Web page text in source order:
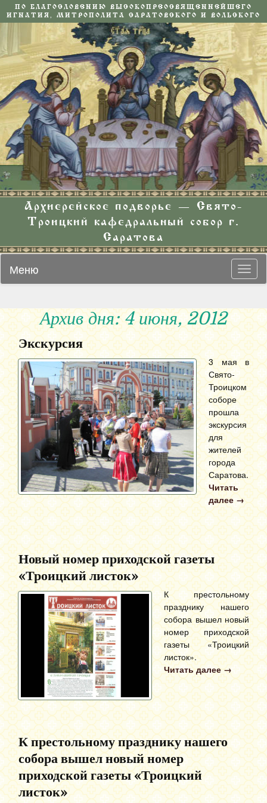
ПО БЛАГОСЛОВЕНИЮ ВЫСОКОПРЕОСВЯЩЕННЕЙШЕГО
ИГНАТИЯ, МИТРОПОЛИТА САРАТОВСКОГО И ВОЛЬСКОГО
Архиерейское подворье — Свято-
Троицкий кафедральный собор г.
Саратова
Меню
Архив дня: 4 июня, 2012
Экскурсия
3 мая в
Свято-
Троицком
соборе
прошла
экскурсия
для
жителей
города
Саратова.
Читать
далее →
Новый номер приходской газеты
«Троицкий листок»
К престольному
празднику нашего
собора вышел новый
номер приходской
газеты «Троицкий
листок».
Читать далее →
К престольному празднику нашего
собора вышел новый номер
приходской газеты «Троицкий
листок»